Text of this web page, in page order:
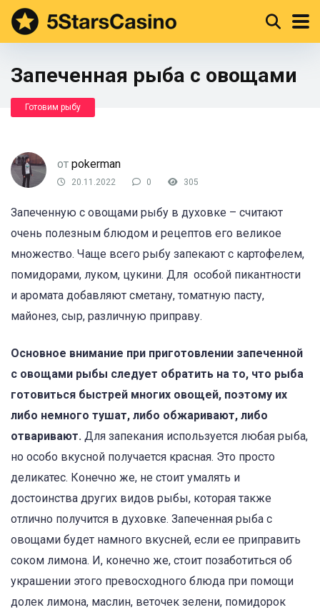
Запеченная рыба с овощами
Готовим рыбу
от pokerman
20.11.2022 0 305
Запеченную с овощами рыбу в духовке – считают
очень полезным блюдом и рецептов его великое
множество. Чаще всего рыбу запекают с картофелем,
помидорами, луком, цукини. Для особой пикантности
и аромата добавляют сметану, томатную пасту,
майонез, сыр, различную приправу.
Основное внимание при приготовлении запеченной
с овощами рыбы следует обратить на то, что рыба
готовиться быстрей многих овощей, поэтому их
либо немного тушат, либо обжаривают, либо
отваривают. Для запекания используется любая рыба,
но особо вкусной получается красная. Это просто
деликатес. Конечно же, не стоит умалять и
достоинства других видов рыбы, которая также
отлично получится в духовке. Запеченная рыба с
овощами будет намного вкусней, если ее приправить
соком лимона. И, конечно же, стоит позаботиться об
украшении этого превосходного блюда при помощи
долек лимона, маслин, веточек зелени, помидорок